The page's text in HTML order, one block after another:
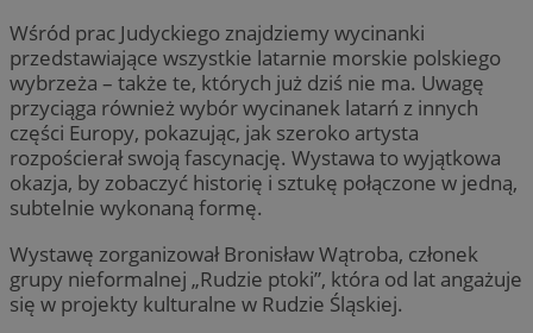
Wśród prac Judyckiego znajdziemy wycinanki
przedstawiające wszystkie latarnie morskie polskiego
wybrzeża – także te, których już dziś nie ma. Uwagę
przyciąga również wybór wycinanek latarń z innych
części Europy, pokazując, jak szeroko artysta
rozpościerał swoją fascynację. Wystawa to wyjątkowa
okazja, by zobaczyć historię i sztukę połączone w jedną,
subtelnie wykonaną formę.
Wystawę zorganizował Bronisław Wątroba, członek
grupy nieformalnej „Rudzie ptoki”, która od lat angażuje
się w projekty kulturalne w Rudzie Śląskiej.